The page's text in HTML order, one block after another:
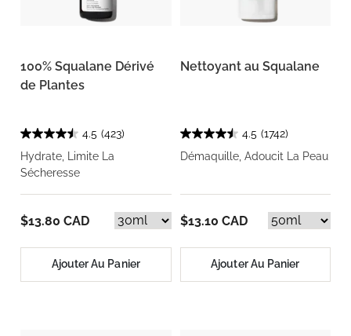
100% Squalane Dérivé
de Plantes
4.5 (423)
Hydrate, Limite La
Sécheresse
$13.80 CAD
Ajouter Au Panier
Nettoyant au Squalane
4.5 (1742)
Démaquille, Adoucit La Peau
$13.10 CAD
Ajouter Au Panier